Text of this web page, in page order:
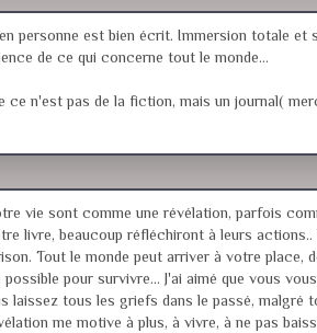
personne est bien écrit. Immersion totale
de ce qui concerne tout le monde...
n'est pas de la fiction, mais un journal(
vie sont comme une révélation, parfois
livre, beaucoup réfléchiront à leurs
Tout le monde peut arriver à votre
pour survivre... J'ai aimé que vous
tous les griefs dans le passé,
me motive à plus, à vivre, à ne pas